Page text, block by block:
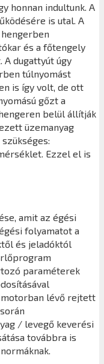
honnan indultunk. A
is utal. A
és a főtengely
dugattyút úgy
túlnyomást
is így volt, de ott
gőzt a
belül állítják
üzemanyag
Ezzel el is
amit az égési
folyamatot a
és jeladóktól
paraméterek
motorban lévő rejtett
/ levegő keverési
továbbra is